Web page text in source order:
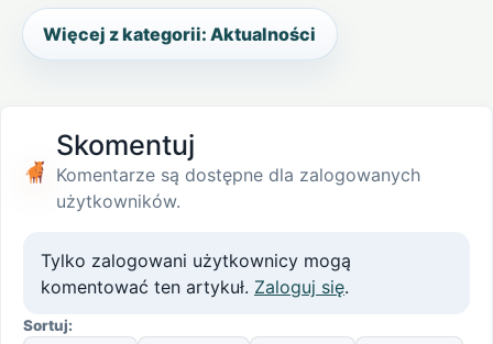
Więcej z kategorii: Aktualności
Skomentuj
Komentarze są dostępne dla zalogowanych
użytkowników.
Tylko zalogowani użytkownicy mogą
komentować ten artykuł. Zaloguj się.
Sortuj: